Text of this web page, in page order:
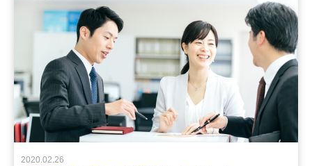
2020.02.26